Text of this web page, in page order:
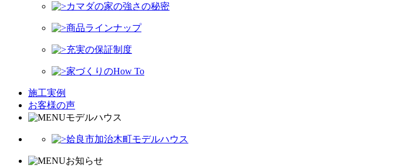
カマダの家の強さの秘密
商品ラインナップ
充実の保証制度
家づくりのHow To
施工実例
お客様の声
モデルハウス
姶良市加治木町モデルハウス
お知らせ